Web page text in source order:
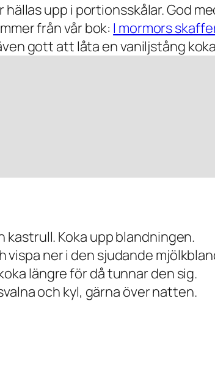
upp i portionsskålar. God
från vår bok: I mormors
gott att låta en vaniljstång
kastrull. Koka upp blandningen.
vispa ner i den sjudande
längre för då tunnar den sig.
och kyl, gärna över natten.